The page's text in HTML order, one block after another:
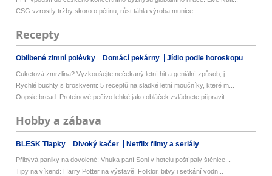
CSG vzrostly tržby skoro o pětinu, růst táhla výroba munice
Recepty
Oblíbené zimní polévky Domácí pekárny Jídlo podle horoskopu
Cuketová zmrzlina? Vyzkoušejte nečekaný letní hit a geniální způsob, j...
Rychlé buchty s broskvemi: 5 receptů na sladké letní moučníky, které m...
Oopsie bread: Proteinové pečivo lehké jako obláček zvládnete připravit...
Hobby a zábava
BLESK Tlapky Divoký kačer Netflix filmy a seriály
Přibývá paniky na dovolené: Vnuka paní Soni v hotelu poštípaly štěnice...
Tipy na víkend: Harry Potter na výstavě! Folklor, bitvy i setkání vodn...